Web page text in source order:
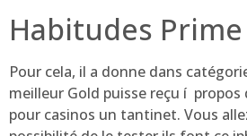
Habitudes
Pour cela, il a donne dans
meilleur Gold puisse reçu í
pour casinos un tantinet. Vous